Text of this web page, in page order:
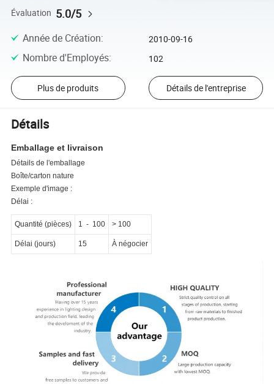
Évaluation 5.0/5
Année de Création: 2010-09-16
Nombre d'Employés: 102
Plus de produits Détails de l'entreprise
Détails
Emballage et livraison
Détails de l'emballage
Boîte/carton nature
Exemple d'image :
Délai :
Quantité (pièces) 1 - 100 > 100
Délai (jours) 15 À négocier